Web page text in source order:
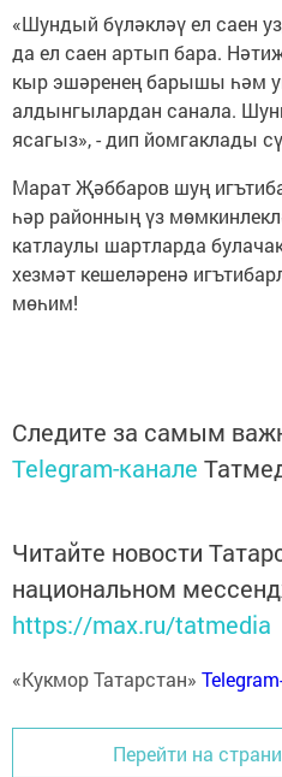
«Шундый бүләкләү ел саен
да ел саен артып бара.
кыр эшәренең барышы һәм
алдынгылардан санала.
ясагыз», - дип йомгаклады
Марат Җәббаров шуң
һәр районның үз
катлаулы шартларда
хезмәт кешеләренә
мөһим!
Следите за самым
Telegram-канале
Читайте новости
национальном
https://max.ru/tatmedia
«Кукмор Татарстан»
Перейти на